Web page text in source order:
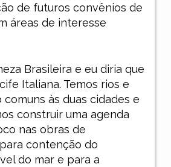
de futuros convênios de
áreas de interesse
Brasileira e eu diria que
Italiana. Temos rios e
comuns às duas cidades e
construir uma agenda
nas obras de
contenção do
do mar e para a